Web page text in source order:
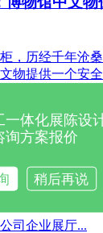
，历经千年沧
物提供一个安
工...
司企业展厅...
一体化展陈设
询方案报价
稍后再说